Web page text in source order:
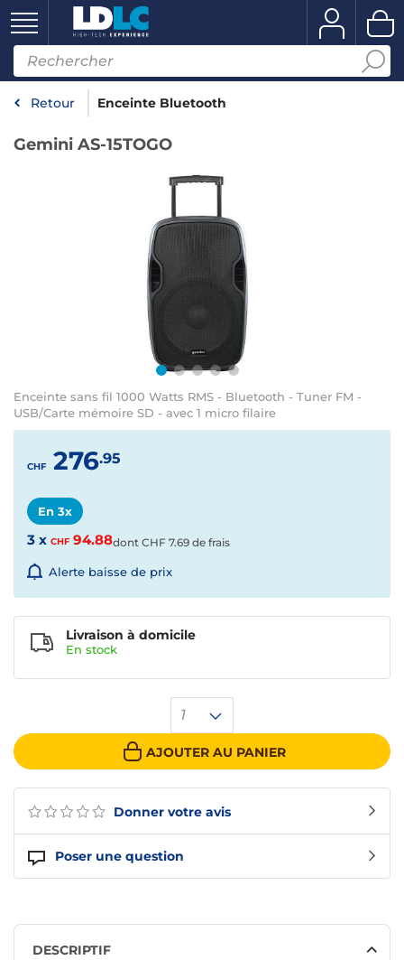
Retour Enceinte Bluetooth
Gemini AS-15TOGO
Enceinte sans fil 1000 Watts RMS - Bluetooth - Tuner FM -
USB/Carte mémoire SD - avec 1 micro filaire
Donner votre avis
Poser une question
CHF 276.95
En 3x
3 x CHF94.88dont CHF 7.69 de frais
Alerte baisse de prix
1
AJOUTER AU PANIER
Livraison à domicile
En stock
DESCRIPTIF